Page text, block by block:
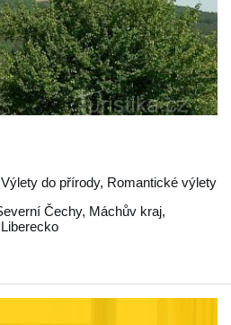
do přírody, Romantické výlety
Čechy, Máchův kraj,
Liberecko